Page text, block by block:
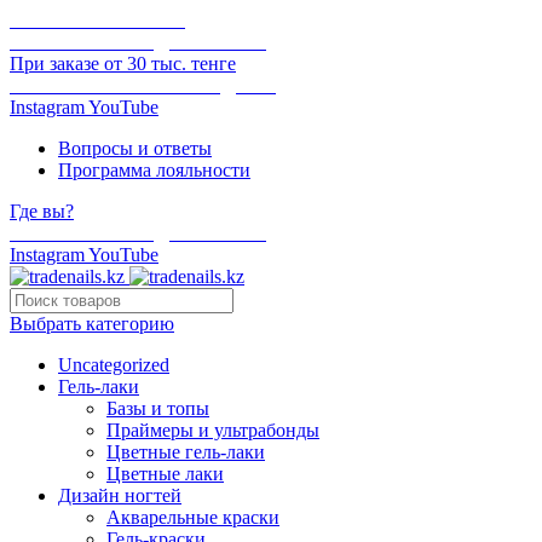
При заказе от 30 тыс. тенге
InstagramYouTube
Вопросы и ответы
Программа лояльности
Где вы?
InstagramYouTube
Выбрать категорию
Uncategorized
Гель-лаки
Базы и топы
Праймеры и ультрабонды
Цветные гель-лаки
Цветные лаки
Дизайн ногтей
Акварельные краски